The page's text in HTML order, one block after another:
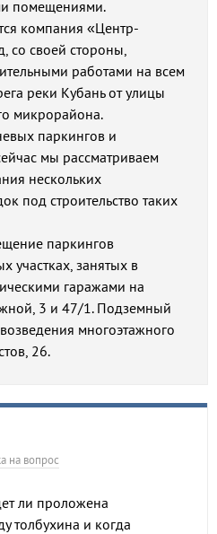
помещениями.
компания «Центр-
со своей стороны,
работами на всем
реки Кубань от улицы
микрорайона.
паркингов и
мы рассматриваем
нескольких
под строительство таких
паркингов
участках, занятых в
гаражами на
3 и 47/1. Подземный
многоэтажного
26.
на вопрос
ли проложена
толбухина и когда